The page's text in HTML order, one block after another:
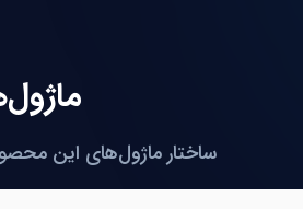
ساختار ماژول‌های این